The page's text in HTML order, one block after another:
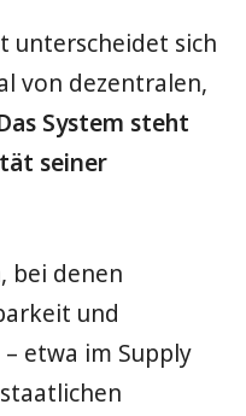
unterscheidet sich
von dezentralen,
System steht
seiner
bei denen
und
etwa im Supply